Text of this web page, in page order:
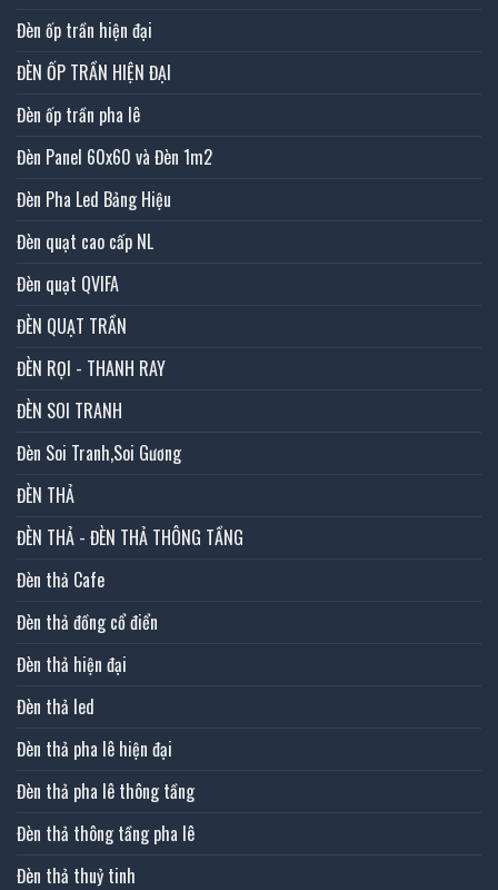
Đèn ốp trần hiện đại
ĐÈN ỐP TRẦN HIỆN ĐẠI
Đèn ốp trần pha lê
Đèn Panel 60x60 và Đèn 1m2
Đèn Pha Led Bảng Hiệu
Đèn quạt cao cấp NL
Đèn quạt QVIFA
ĐÈN QUẠT TRẦN
ĐÈN RỌI - THANH RAY
ĐÈN SOI TRANH
Đèn Soi Tranh,Soi Gương
ĐÈN THẢ
ĐÈN THẢ - ĐÈN THẢ THÔNG TẦNG
Đèn thả Cafe
Đèn thả đồng cổ điển
Đèn thả hiện đại
Đèn thả led
Đèn thả pha lê hiện đại
Đèn thả pha lê thông tầng
Đèn thả thông tầng pha lê
Đèn thả thuỷ tinh